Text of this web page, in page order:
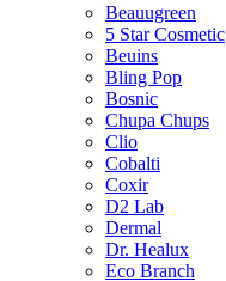
Beauugreen
5 Star Cosmetic
Beuins
Bling Pop
Bosnic
Chupa Chups
Clio
Cobalti
Coxir
D2 Lab
Dermal
Dr. Healux
Eco Branch